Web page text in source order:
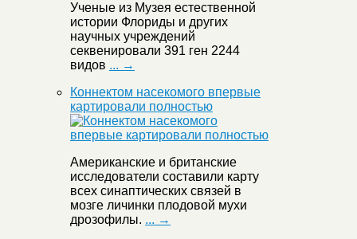
Ученые из Музея естественной
истории Флориды и других
научных учреждений
секвенировали 391 ген 2244
видов ... →
Коннектом насекомого впервые
картировали полностью
Американские и британские
исследователи составили карту
всех синаптических связей в
мозге личинки плодовой мухи
дрозофилы. ... →